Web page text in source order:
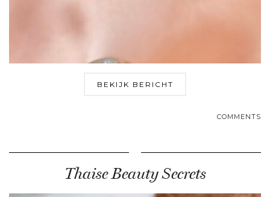
BEKIJK BERICHT
COMMENTS
Thaise Beauty Secrets